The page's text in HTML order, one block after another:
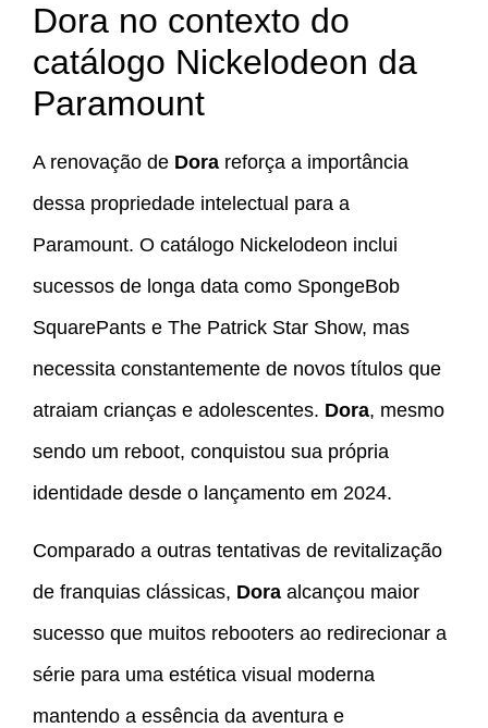
Dora no contexto do
catálogo Nickelodeon da
Paramount
A renovação de Dora reforça a importância
dessa propriedade intelectual para a
Paramount. O catálogo Nickelodeon inclui
sucessos de longa data como SpongeBob
SquarePants e The Patrick Star Show, mas
necessita constantemente de novos títulos que
atraiam crianças e adolescentes. Dora, mesmo
sendo um reboot, conquistou sua própria
identidade desde o lançamento em 2024.
Comparado a outras tentativas de revitalização
de franquias clássicas, Dora alcançou maior
sucesso que muitos rebooters ao redirecionar a
série para uma estética visual moderna
mantendo a essência da aventura e